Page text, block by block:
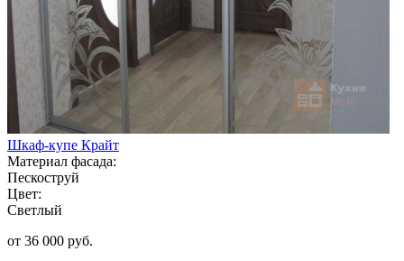
Шкаф-купе Крайт
Материал фасада:
Пескоструй
Цвет:
Светлый
от 36 000 руб.